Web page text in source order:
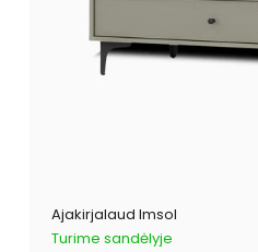
Ajakirjalaud Imsol
Turime sandėlyje